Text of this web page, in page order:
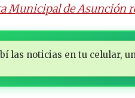
Municipal de Asunción
las noticias en tu celular,